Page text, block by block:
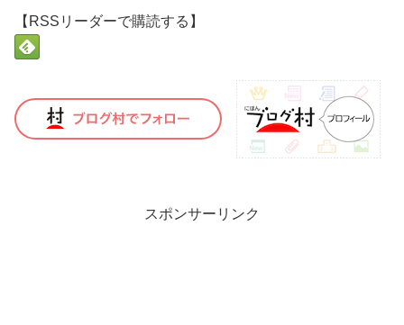
【RSSリーダーで購読する】
スポンサーリンク